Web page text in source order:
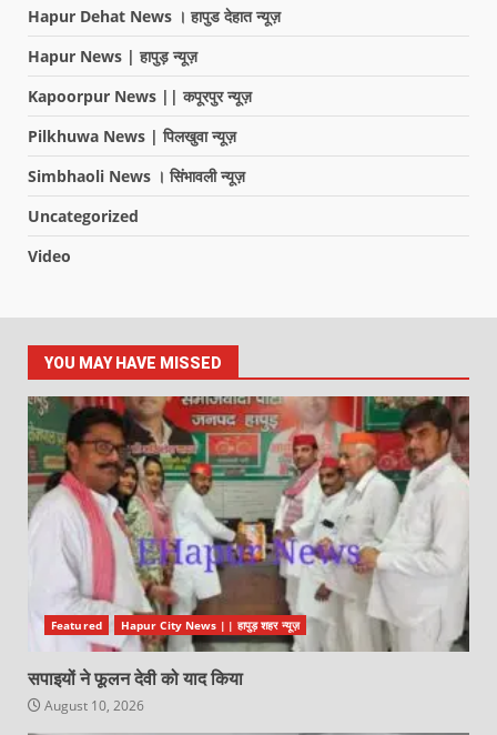
Hapur Dehat News । हापुड देहात न्यूज़
Hapur News | हापुड़ न्यूज़
Kapoorpur News || कपूरपुर न्यूज़
Pilkhuwa News | पिलखुवा न्यूज़
Simbhaoli News । सिंभावली न्यूज़
Uncategorized
Video
YOU MAY HAVE MISSED
Featured Hapur City News || हापुड़ शहर न्यूज़
सपाइयों ने फूलन देवी को याद किया
August 10, 2026